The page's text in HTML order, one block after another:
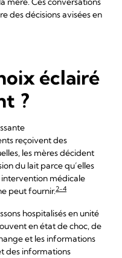
des décisions avisées en
éclairé
?
reçoivent des
les mères décident
du lait parce qu’elles
médicale
peut fournir.2-4
hospitalisés en unité
en état de choc, de
et les informations
des informations